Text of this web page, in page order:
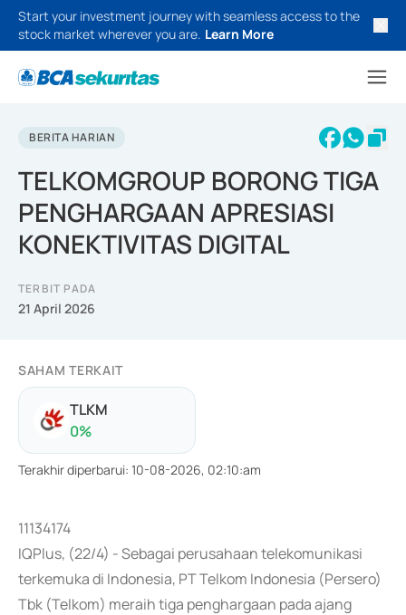
Start your investment journey with seamless access to the
stock market wherever you are. Learn More
BERITA HARIAN
TELKOMGROUP BORONG TIGA
PENGHARGAAN APRESIASI
KONEKTIVITAS DIGITAL
TERBIT PADA
21 April 2026
SAHAM TERKAIT
TLKM
0%
Terakhir diperbarui: 10-08-2026, 02:10:am
11134174
IQPlus, (22/4) - Sebagai perusahaan telekomunikasi
terkemuka di Indonesia, PT Telkom Indonesia (Persero)
Tbk (Telkom) meraih tiga penghargaan pada ajang